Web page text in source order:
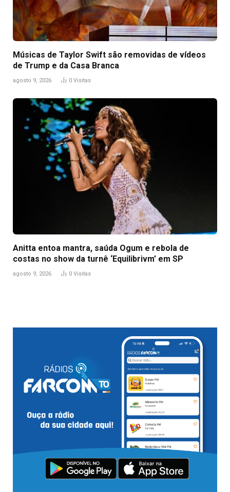
Músicas de Taylor Swift são removidas de vídeos
de Trump e da Casa Branca
agosto 9, 2026 0 Visitas
Anitta entoa mantra, saúda Ogum e rebola de
costas no show da turnê ‘Equilibrivm’ em SP
agosto 9, 2026 0 Visitas